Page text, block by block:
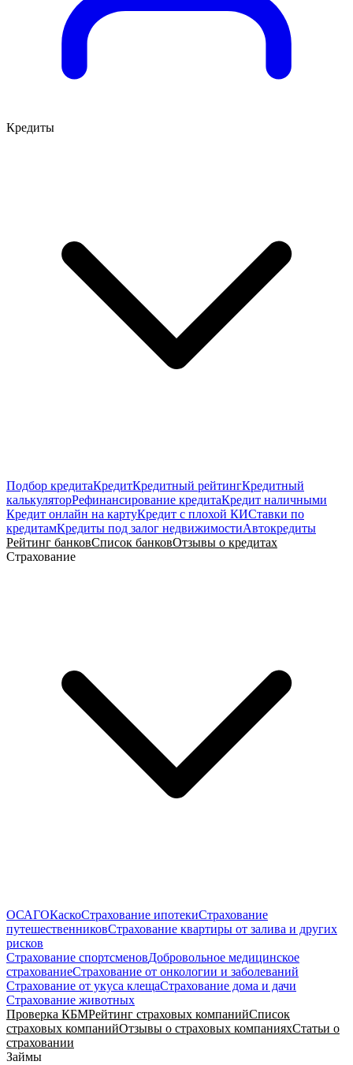
Кредиты
Подбор кредитаКредитКредитный рейтингКредитный
калькуляторРефинансирование кредитаКредит наличными
Кредит онлайн на картуКредит с плохой КИСтавки по
кредитамКредиты под залог недвижимостиАвтокредиты
Рейтинг банковСписок банковОтзывы о кредитах
Страхование
ОСАГОКаскоСтрахование ипотекиСтрахование
путешественниковСтрахование квартиры от залива и других
рисков
Страхование спортсменовДобровольное медицинское
страхованиеСтрахование от онкологии и заболеваний
Страхование от укуса клещаСтрахование дома и дачи
Страхование животных
Проверка КБМРейтинг страховых компанийСписок
страховых компанийОтзывы о страховых компанияхСтатьи о
страховании
Займы